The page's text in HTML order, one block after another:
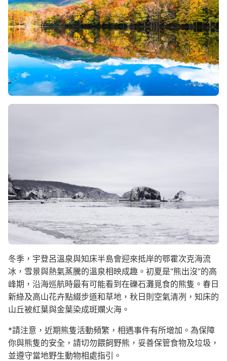
Image
冬季，宇登呂溫泉與知床半島會迎來抵岸的鄂霍次克海流
冰，雪景與熱氣蒸騰的溫泉相映成趣。初夏是“熊出沒”的高
峰期，沿海巡航時最有可能看到在礫石灘覓食的熊隻。春日
新綠及高山花卉點綴步道和草地，秋日則空氣清冽，知床的
山丘被紅葉與金葉染成斑斕火海。
*請注意，近期熊隻活動頻繁，相遇事件有所增加。為保障
你與熊隻的安全，請切勿餵飼野熊，妥善保管食物及垃圾，
並遵守當地野生動物相處指引。